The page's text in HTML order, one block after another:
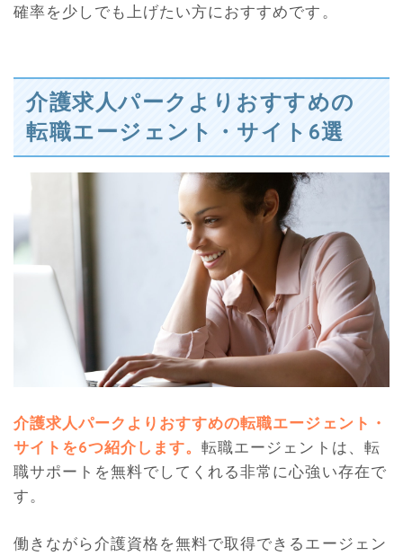
確率を少しでも上げたい方におすすめです。
介護求人パークよりおすすめの
転職エージェント・サイト6選
介護求人パークよりおすすめの転職エージェント・
サイトを6つ紹介します。転職エージェントは、転
職サポートを無料でしてくれる非常に心強い存在で
す。
働きながら介護資格を無料で取得できるエージェン